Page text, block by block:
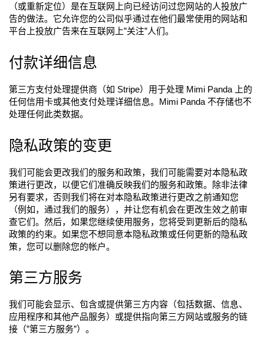
（或重新定位）是在互联网上向已经访问过您网站的人投放广
告的做法。它允许您的公司似乎通过在他们最常使用的网站和
平台上投放广告来在互联网上”关注”人们。
付款详细信息
第三方支付处理提供商（如 Stripe）用于处理 Mimi Panda 上的
任何信用卡或其他支付处理详细信息。Mimi Panda 不存储也不
处理任何此类数据。
隐私政策的变更
我们可能会更改我们的服务和政策，我们可能需要对本隐私政
策进行更改，以便它们准确反映我们的服务和政策。除非法律
另有要求，否则我们将在对本隐私政策进行更改之前通知您
（例如，通过我们的服务），并让您有机会在更改生效之前审
查它们。然后，如果您继续使用服务，您将受到更新后的隐私
政策的约束。如果您不想同意本隐私政策或任何更新的隐私政
策，您可以删除您的帐户。
第三方服务
我们可能会显示、包含或提供第三方内容（包括数据、信息、
应用程序和其他产品服务）或提供指向第三方网站或服务的链
接（”第三方服务”）。